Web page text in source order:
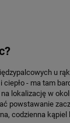
u
- ma tam
lokalizację w
powstawanie
codzienna kąpiel